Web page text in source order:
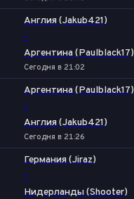
Англия (Jakub421)
-
Аргентина (Paulblack17)
Сегодня в 21:02
Аргентина (Paulblack17)
-
Англия (Jakub421)
Сегодня в 21:26
Германия (Jiraz)
-
Нидерланды (Shooter)